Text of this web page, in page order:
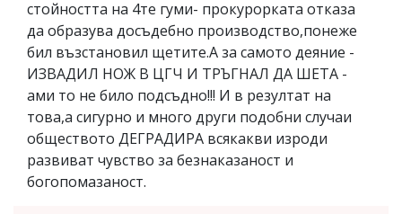
стойността на 4те гуми- прокурорката отказа
да образува досъдебно производство,понеже
бил възстановил щетите.А за самото деяние -
ИЗВАДИЛ НОЖ В ЦГЧ И ТРЪГНАЛ ДА ШЕТА -
ами то не било подсъдно!!! И в резултат на
това,а сигурно и много други подобни случаи
обществото ДЕГРАДИРА всякакви изроди
развиват чувство за безнаказаност и
богопомазаност.